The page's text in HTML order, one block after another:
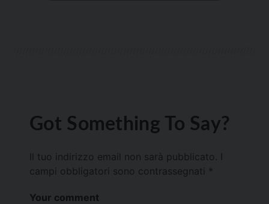
Got Something To Say?
Il tuo indirizzo email non sarà pubblicato.
campi obbligatori sono contrassegnati *
Your comment